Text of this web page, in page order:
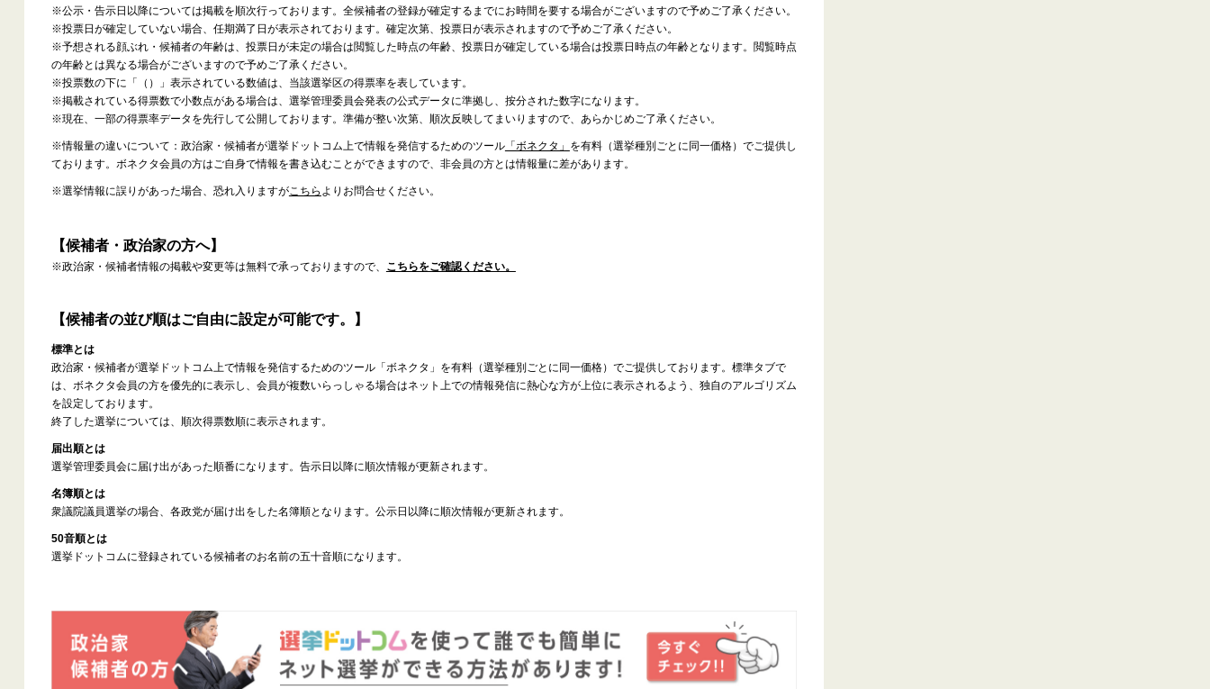
※公示・告示日以降については掲載を順次行っております。全候補者の登録が確定するまでにお時間を要する場合がございますので予めご了承ください。
※投票日が確定していない場合、任期満了日が表示されております。確定次第、投票日が表示されますので予めご了承ください。
※予想される顔ぶれ・候補者の年齢は、投票日が未定の場合は閲覧した時点の年齢、投票日が確定している場合は投票日時点の年齢となります。閲覧時点
の年齢とは異なる場合がございますので予めご了承ください。
※投票数の下に「（）」表示されている数値は、当該選挙区の得票率を表しています。
※掲載されている得票数で小数点がある場合は、選挙管理委員会発表の公式データに準拠し、按分された数字になります。
※現在、一部の得票率データを先行して公開しております。準備が整い次第、順次反映してまいりますので、あらかじめご了承ください。
※情報量の違いについて：政治家・候補者が選挙ドットコム上で情報を発信するためのツール「ボネクタ」 を有料（選挙種別ごとに同一価格）でご提供し
ております。ボネクタ会員の方はご自身で情報を書き込むことができますので、非会員の方とは情報量に差があります。
※選挙情報に誤りがあった場合、恐れ入りますがこちら よりお問合せください。
【候補者・政治家の方へ】
※政治家・候補者情報の掲載や変更等は無料で承っておりますので、 こちらをご確認ください。
【候補者の並び順はご自由に設定が可能です。】
標準とは
政治家・候補者が選挙ドットコム上で情報を発信するためのツール「ボネクタ」を有料（選挙種別ごとに同一価格）でご提供しております。標準タブで
は、ボネクタ会員の方を優先的に表示し、会員が複数いらっしゃる場合はネット上での情報発信に熱心な方が上位に表示されるよう、独自のアルゴリズム
を設定しております。
終了した選挙については、順次得票数順に表示されます。
届出順とは
選挙管理委員会に届け出があった順番になります。告示日以降に順次情報が更新されます。
名簿順とは
衆議院議員選挙の場合、各政党が届け出をした名簿順となります。公示日以降に順次情報が更新されます。
50音順とは
選挙ドットコムに登録されている候補者のお名前の五十音順になります。